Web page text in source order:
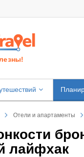
Отели и апартаменты
лайфхак